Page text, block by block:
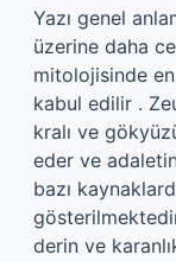
Yazı genel
üzerine daha
mitolojisinde
kabul edilir .
kralı ve
eder ve
bazı
derin ve